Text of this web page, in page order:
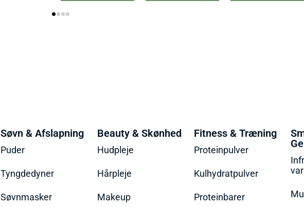
Søvn & Afslapning
Puder
Tyngdedyner
Søvnmasker
Beauty & Skønhed
Hudpleje
Hårpleje
Makeup
Fitness & Træning
Proteinpulver
Kulhydratpulver
Proteinbarer